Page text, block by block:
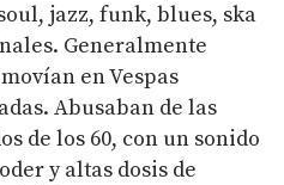
jazz, funk, blues, ska
Generalmente
en Vespas
Abusaban de las
de los 60, con un sonido
y altas dosis de